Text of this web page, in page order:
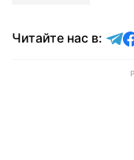
Читайте нас в: